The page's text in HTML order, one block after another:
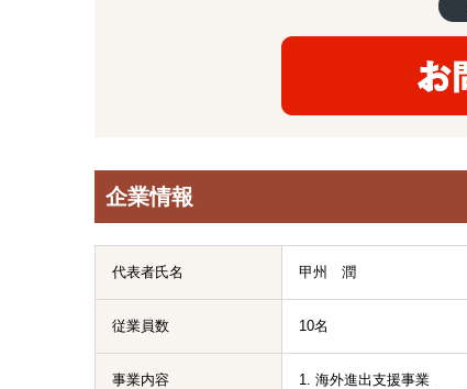
企業情報
代表者氏名 甲州 潤
従業員数 10名
事業内容
1. 海外進出支援事業